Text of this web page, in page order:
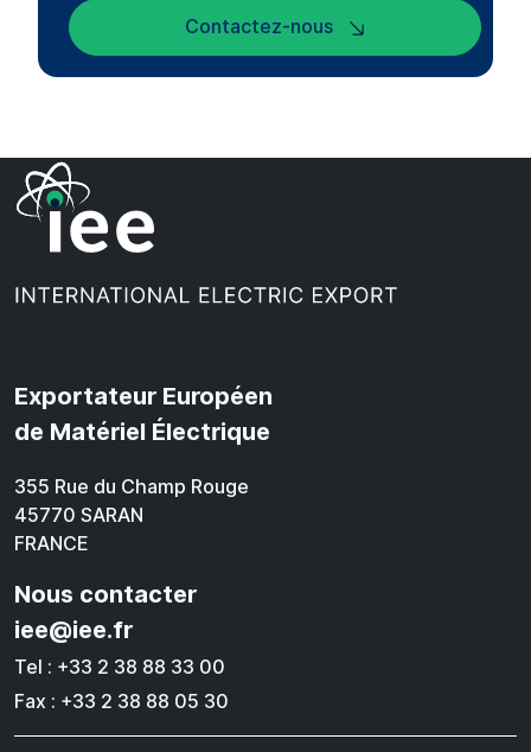
Contactez-nous
Exportateur Européen
de Matériel Électrique
355 Rue du Champ Rouge
45770 SARAN
FRANCE
Nous contacter
iee@iee.fr
Tel : +33 2 38 88 33 00
Fax : +33 2 38 88 05 30